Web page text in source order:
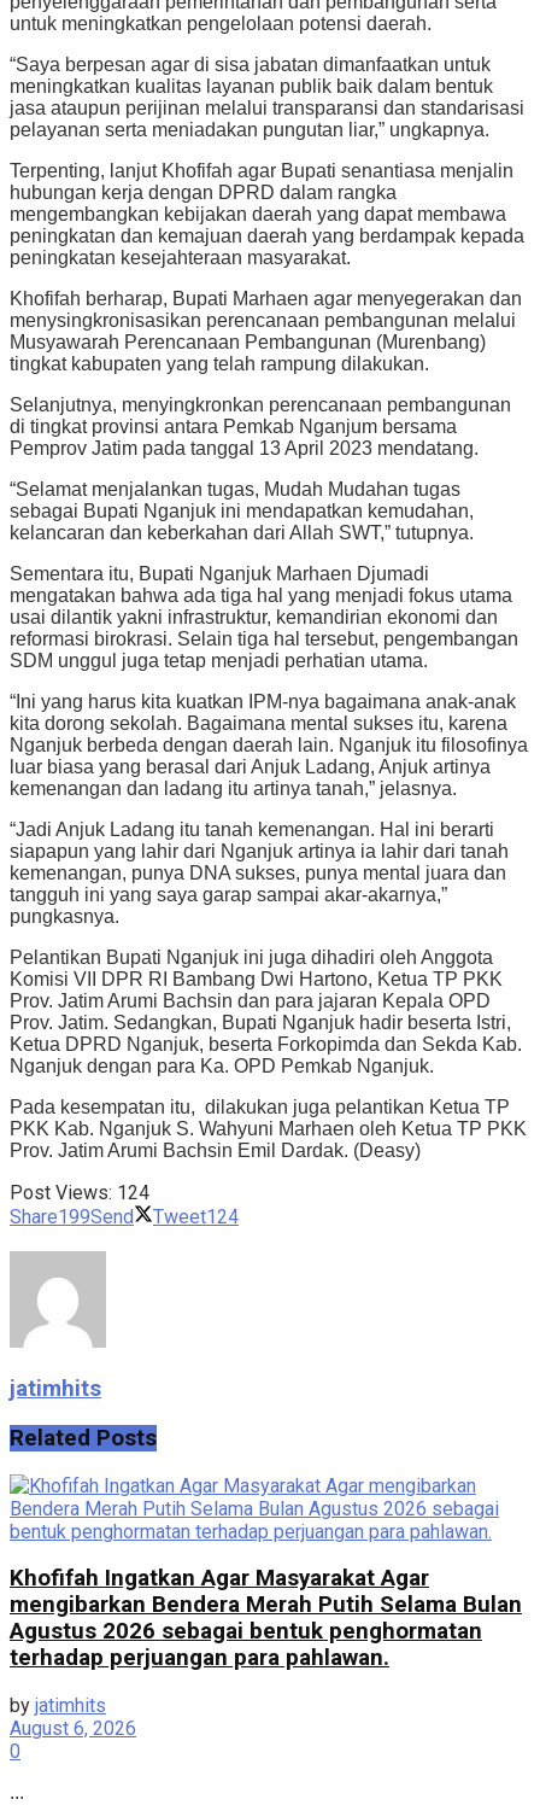
untuk meningkatkan pengelolaan potensi daerah.
“Saya berpesan agar di sisa jabatan dimanfaatkan untuk
meningkatkan kualitas layanan publik baik dalam bentuk
jasa ataupun perijinan melalui transparansi dan standarisasi
pelayanan serta meniadakan pungutan liar,” ungkapnya.
Terpenting, lanjut Khofifah agar Bupati senantiasa menjalin
hubungan kerja dengan DPRD dalam rangka
mengembangkan kebijakan daerah yang dapat membawa
peningkatan dan kemajuan daerah yang berdampak kepada
peningkatan kesejahteraan masyarakat.
Khofifah berharap, Bupati Marhaen agar menyegerakan dan
menysingkronisasikan perencanaan pembangunan melalui
Musyawarah Perencanaan Pembangunan (Murenbang)
tingkat kabupaten yang telah rampung dilakukan.
Selanjutnya, menyingkronkan perencanaan pembangunan
di tingkat provinsi antara Pemkab Nganjum bersama
Pemprov Jatim pada tanggal 13 April 2023 mendatang.
“Selamat menjalankan tugas, Mudah Mudahan tugas
sebagai Bupati Nganjuk ini mendapatkan kemudahan,
kelancaran dan keberkahan dari Allah SWT,” tutupnya.
Sementara itu, Bupati Nganjuk Marhaen Djumadi
mengatakan bahwa ada tiga hal yang menjadi fokus utama
usai dilantik yakni infrastruktur, kemandirian ekonomi dan
reformasi birokrasi. Selain tiga hal tersebut, pengembangan
SDM unggul juga tetap menjadi perhatian utama.
“Ini yang harus kita kuatkan IPM-nya bagaimana anak-anak
kita dorong sekolah. Bagaimana mental sukses itu, karena
Nganjuk berbeda dengan daerah lain. Nganjuk itu filosofinya
luar biasa yang berasal dari Anjuk Ladang, Anjuk artinya
kemenangan dan ladang itu artinya tanah,” jelasnya.
“Jadi Anjuk Ladang itu tanah kemenangan. Hal ini berarti
siapapun yang lahir dari Nganjuk artinya ia lahir dari tanah
kemenangan, punya DNA sukses, punya mental juara dan
tangguh ini yang saya garap sampai akar-akarnya,”
pungkasnya.
Pelantikan Bupati Nganjuk ini juga dihadiri oleh Anggota
Komisi VII DPR RI Bambang Dwi Hartono, Ketua TP PKK
Prov. Jatim Arumi Bachsin dan para jajaran Kepala OPD
Prov. Jatim. Sedangkan, Bupati Nganjuk hadir beserta Istri,
Ketua DPRD Nganjuk, beserta Forkopimda dan Sekda Kab.
Nganjuk dengan para Ka. OPD Pemkab Nganjuk.
Pada kesempatan itu, dilakukan juga pelantikan Ketua TP
PKK Kab. Nganjuk S. Wahyuni Marhaen oleh Ketua TP PKK
Prov. Jatim Arumi Bachsin Emil Dardak. (Deasy)
Post Views: 124
Share199Send Tweet124
jatimhits
Related Posts
Khofifah Ingatkan Agar Masyarakat Agar
mengibarkan Bendera Merah Putih Selama Bulan
Agustus 2026 sebagai bentuk penghormatan
terhadap perjuangan para pahlawan.
by jatimhits
August 6, 2026
0
...